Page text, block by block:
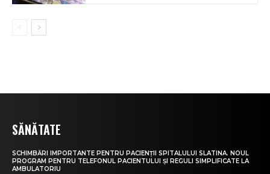
SĂNĂTATE
SCHIMBĂRI IMPORTANTE PENTRU PACIENȚII SPITALULUI SLATINA. NOUL
PROGRAM PENTRU TELEFONUL PACIENTULUI ȘI REGULI SIMPLIFICATE LA
AMBULATORIU